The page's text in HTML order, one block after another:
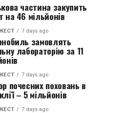
частина закупить
на 46 мільйонів
7 days ago
замовлять
лабораторію за 11
7 days ago
почесних поховань в
– 5 мільйонів
7 days ago